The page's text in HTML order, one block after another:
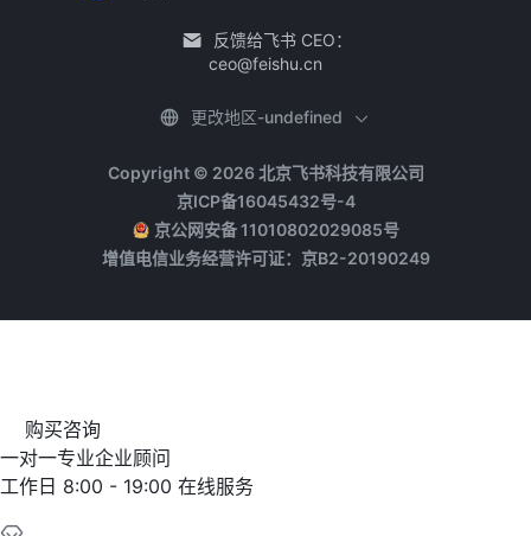
反馈给飞书 CEO：
ceo@feishu.cn
Copyright © 2026 北京飞书科技有限公司
京ICP备16045432号-4
京公网安备 11010802029085号
增值电信业务经营许可证：京B2-20190249
更改地区-undefined
购买咨询
一对一专业企业顾问
工作日 8:00 - 19:00 在线服务